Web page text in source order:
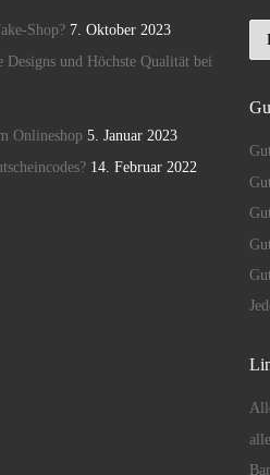
Shop? 7. Oktober 2023
und Höchste Qualität bei
Onlineshop 5. Januar 2023
14. Februar 2022